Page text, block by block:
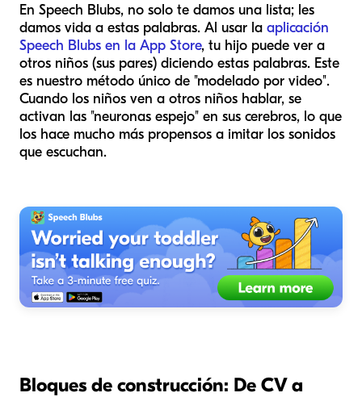
En Speech Blubs, no solo te damos una lista; les
damos vida a estas palabras. Al usar la aplicación
Speech Blubs en la App Store, tu hijo puede ver a
otros niños (sus pares) diciendo estas palabras. Este
es nuestro método único de "modelado por video".
Cuando los niños ven a otros niños hablar, se
activan las "neuronas espejo" en sus cerebros, lo que
los hace mucho más propensos a imitar los sonidos
que escuchan.
Bloques de construcción: De CV a